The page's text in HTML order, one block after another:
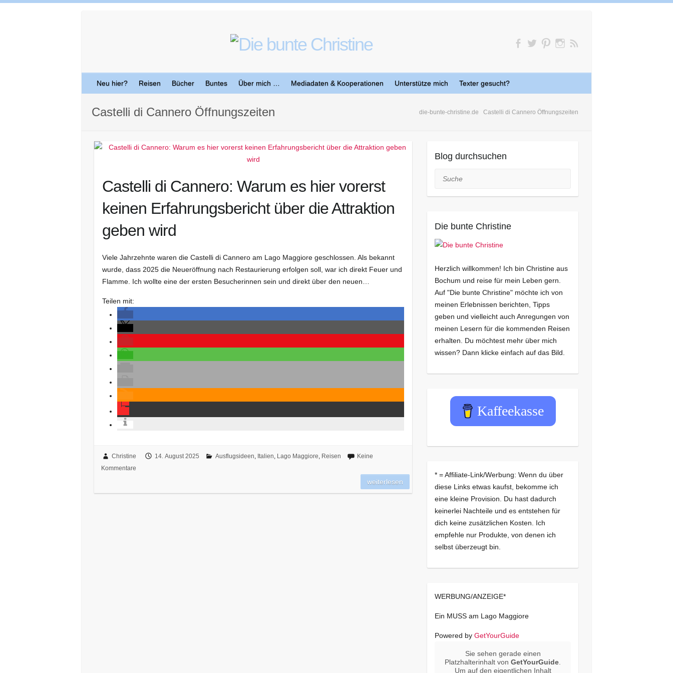
Neu hier? Reisen Bücher Buntes Über mich … Mediadaten & Kooperationen Unterstütze mich Texter gesucht?
die-bunte-christine.de Castelli di Cannero Öffnungszeiten
Castelli di Cannero Öffnungszeiten
Castelli di Cannero: Warum es hier vorerst
keinen Erfahrungsbericht über die Attraktion
geben wird
Viele Jahrzehnte waren die Castelli di Cannero am Lago Maggiore geschlossen. Als bekannt
wurde, dass 2025 die Neueröffnung nach Restaurierung erfolgen soll, war ich direkt Feuer und
Flamme. Ich wollte eine der ersten Besucherinnen sein und direkt über den neuen…
Teilen mit:
Christine 14. August 2025 Ausflugsideen, Italien, Lago Maggiore, Reisen
Keine
Kommentare
weiterlesen
Blog durchsuchen
Suche
Die bunte Christine
Herzlich willkommen! Ich bin Christine aus
Bochum und reise für mein Leben gern.
Auf "Die bunte Christine" möchte ich von
meinen Erlebnissen berichten, Tipps
geben und vielleicht auch Anregungen von
meinen Lesern für die kommenden Reisen
erhalten. Du möchtest mehr über mich
wissen? Dann klicke einfach auf das Bild.
Kaffeekasse
* = Affiliate-Link/Werbung: Wenn du über
diese Links etwas kaufst, bekomme ich
eine kleine Provision. Du hast dadurch
keinerlei Nachteile und es entstehen für
dich keine zusätzlichen Kosten. Ich
empfehle nur Produkte, von denen ich
selbst überzeugt bin.
WERBUNG/ANZEIGE*
Ein MUSS am Lago Maggiore
Powered by GetYourGuide
Sie sehen gerade einen
Platzhalterinhalt vonGetYourGuide
Um auf den eigentlichen Inhalt